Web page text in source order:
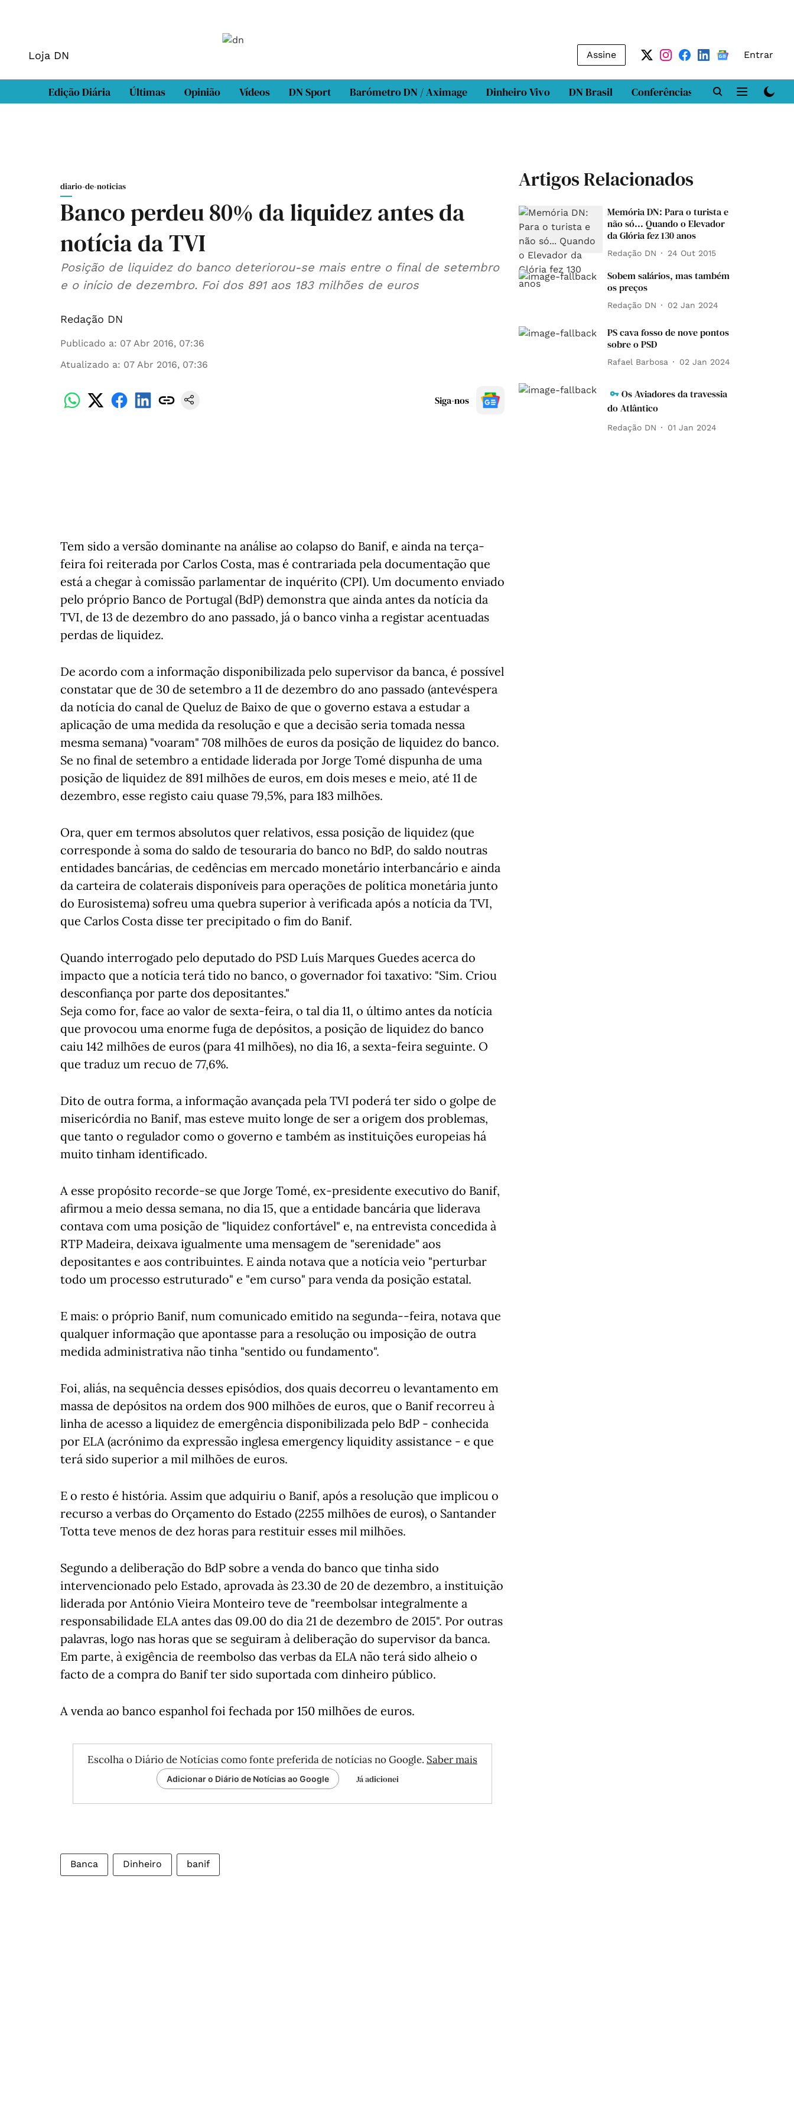
Loja DN Assine Entrar
Edição Diária Últimas Opinião Vídeos DN Sport Barómetro DN / Aximage Dinheiro Vivo DN Brasil Conferências DN LAB
diario-de-noticias
Banco perdeu 80% da liquidez antes da
notícia da TVI
Posição de liquidez do banco deteriorou-se mais entre o final de setembro
e o início de dezembro. Foi dos 891 aos 183 milhões de euros
Redação DN
Publicado a: 07 Abr 2016, 07:36
Atualizado a: 07 Abr 2016, 07:36
Siga-nos
Tem sido a versão dominante na análise ao colapso do Banif, e ainda na terça-
feira foi reiterada por Carlos Costa, mas é contrariada pela documentação que
está a chegar à comissão parlamentar de inquérito (CPI). Um documento enviado
pelo próprio Banco de Portugal (BdP) demonstra que ainda antes da notícia da
TVI, de 13 de dezembro do ano passado, já o banco vinha a registar acentuadas
perdas de liquidez.
De acordo com a informação disponibilizada pelo supervisor da banca, é possível
constatar que de 30 de setembro a 11 de dezembro do ano passado (antevéspera
da notícia do canal de Queluz de Baixo de que o governo estava a estudar a
aplicação de uma medida da resolução e que a decisão seria tomada nessa
mesma semana) "voaram" 708 milhões de euros da posição de liquidez do banco.
Se no final de setembro a entidade liderada por Jorge Tomé dispunha de uma
posição de liquidez de 891 milhões de euros, em dois meses e meio, até 11 de
dezembro, esse registo caiu quase 79,5%, para 183 milhões.
Ora, quer em termos absolutos quer relativos, essa posição de liquidez (que
corresponde à soma do saldo de tesouraria do banco no BdP, do saldo noutras
entidades bancárias, de cedências em mercado monetário interbancário e ainda
da carteira de colaterais disponíveis para operações de política monetária junto
do Eurosistema) sofreu uma quebra superior à verificada após a notícia da TVI,
que Carlos Costa disse ter precipitado o fim do Banif.
Quando interrogado pelo deputado do PSD Luís Marques Guedes acerca do
impacto que a notícia terá tido no banco, o governador foi taxativo: "Sim. Criou
desconfiança por parte dos depositantes."
Seja como for, face ao valor de sexta-feira, o tal dia 11, o último antes da notícia
que provocou uma enorme fuga de depósitos, a posição de liquidez do banco
caiu 142 milhões de euros (para 41 milhões), no dia 16, a sexta-feira seguinte. O
que traduz um recuo de 77,6%.
Dito de outra forma, a informação avançada pela TVI poderá ter sido o golpe de
misericórdia no Banif, mas esteve muito longe de ser a origem dos problemas,
que tanto o regulador como o governo e também as instituições europeias há
muito tinham identificado.
A esse propósito recorde-se que Jorge Tomé, ex-presidente executivo do Banif,
afirmou a meio dessa semana, no dia 15, que a entidade bancária que liderava
contava com uma posição de "liquidez confortável" e, na entrevista concedida à
RTP Madeira, deixava igualmente uma mensagem de "serenidade" aos
depositantes e aos contribuintes. E ainda notava que a notícia veio "perturbar
todo um processo estruturado" e "em curso" para venda da posição estatal.
E mais: o próprio Banif, num comunicado emitido na segunda--feira, notava que
qualquer informação que apontasse para a resolução ou imposição de outra
medida administrativa não tinha "sentido ou fundamento".
Foi, aliás, na sequência desses episódios, dos quais decorreu o levantamento em
massa de depósitos na ordem dos 900 milhões de euros, que o Banif recorreu à
linha de acesso a liquidez de emergência disponibilizada pelo BdP - conhecida
por ELA (acrónimo da expressão inglesa emergency liquidity assistance - e que
terá sido superior a mil milhões de euros.
E o resto é história. Assim que adquiriu o Banif, após a resolução que implicou o
recurso a verbas do Orçamento do Estado (2255 milhões de euros), o Santander
Totta teve menos de dez horas para restituir esses mil milhões.
Segundo a deliberação do BdP sobre a venda do banco que tinha sido
intervencionado pelo Estado, aprovada às 23.30 de 20 de dezembro, a instituição
liderada por António Vieira Monteiro teve de "reembolsar integralmente a
responsabilidade ELA antes das 09.00 do dia 21 de dezembro de 2015". Por outras
palavras, logo nas horas que se seguiram à deliberação do supervisor da banca.
Em parte, à exigência de reembolso das verbas da ELA não terá sido alheio o
facto de a compra do Banif ter sido suportada com dinheiro público.
A venda ao banco espanhol foi fechada por 150 milhões de euros.
Escolha o Diário de Notícias como fonte preferida de notícias no Google. Saber mais
Adicionar o Diário de Notícias ao Google Já adicionei
Banca Dinheiro banif
Artigos Relacionados
Memória DN: Para o turista e
não só... Quando o Elevador
da Glória fez 130 anos
Redação DN 24 Out 2015
Sobem salários, mas também
os preços
Redação DN 02 Jan 2024
PS cava fosso de nove pontos
sobre o PSD
Rafael Barbosa 02 Jan 2024
Os Aviadores da travessia
do Atlântico
Redação DN 01 Jan 2024